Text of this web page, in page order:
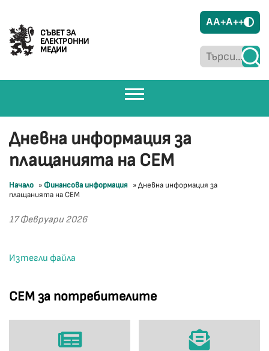
СЪВЕТ ЗА
ЕЛЕКТРОННИ
МЕДИИ
AA+A++
СЕМ за потребителите
Дневна информация за
плащанията на СЕМ
Начало » Финансова информация »Дневна информация за
плащанията на СЕМ
17 Февруари 2026
Изтегли файла